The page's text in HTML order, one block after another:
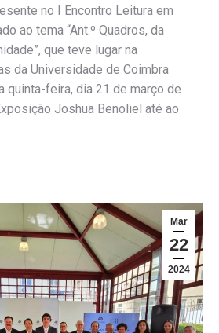
no I Encontro Leitura em
ao tema “Ant.º Quadros, da
que teve lugar na
da Universidade de Coimbra
quinta-feira, dia 21 de março de
Joshua Benoliel até ao
Mar
22
2024